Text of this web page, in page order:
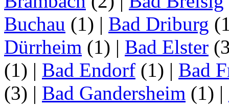
Buchau (1) | Bad Driburg
Dürrheim (1) | Bad Elster
(1) | Bad Endorf (1) | Bad
(3) | Bad Gandersheim (1) |